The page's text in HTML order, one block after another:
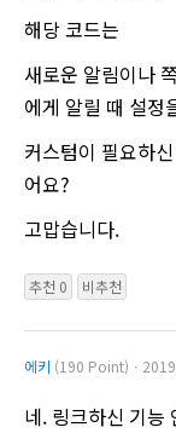
해당 코드는
새로운 알림이나
에게 알릴 때 설정
커스텀이 필요하
어요?
고맙습니다.
추천 0 비추천
에키 (190 Point)ㆍ
네. 링크하신 기능